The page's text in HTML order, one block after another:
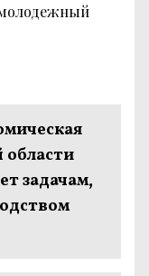
области
задачам,